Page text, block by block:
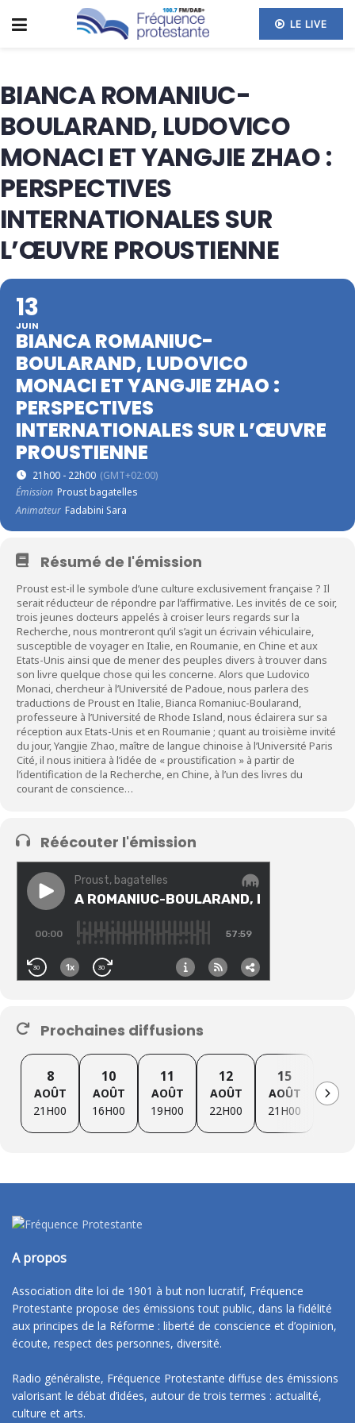
LE LIVE
BIANCA ROMANIUC-
BOULARAND, LUDOVICO
MONACI ET YANGJIE ZHAO :
PERSPECTIVES
INTERNATIONALES SUR
L’ŒUVRE PROUSTIENNE
13
JUIN
BIANCA ROMANIUC-
BOULARAND, LUDOVICO
MONACI ET YANGJIE ZHAO :
PERSPECTIVES
INTERNATIONALES SUR L’ŒUVRE
PROUSTIENNE
21h00 - 22h00 (GMT+02:00)
Émission Proust bagatelles
Animateur Fadabini Sara
Résumé de l'émission
Proust est-il le symbole d’une culture exclusivement française ? Il
serait réducteur de répondre par l’affirmative. Les invités de ce soir,
trois jeunes docteurs appelés à croiser leurs regards sur la
Recherche, nous montreront qu’il s’agit un écrivain véhiculaire,
susceptible de voyager en Italie, en Roumanie, en Chine et aux
Etats-Unis ainsi que de mener des peuples divers à trouver dans
son livre quelque chose qui les concerne. Alors que Ludovico
Monaci, chercheur à l’Université de Padoue, nous parlera des
traductions de Proust en Italie, Bianca Romaniuc-Boularand,
professeure à l’Université de Rhode Island, nous éclairera sur sa
réception aux Etats-Unis et en Roumanie ; quant au troisième invité
du jour, Yangjie Zhao, maître de langue chinoise à l’Université Paris
Cité, il nous initiera à l’idée de « proustification » à partir de
l’identification de la Recherche, en Chine, à l’un des livres du
courant de conscience…
Réécouter l'émission
Prochaines diffusions
8
AOÛT
21H00
10
AOÛT
16H00
11
AOÛT
19H00
12
AOÛT
22H00
15
AOÛT
21H00
A propos
Association dite loi de 1901 à but non lucratif, Fréquence
Protestante propose des émissions tout public, dans la fidélité
aux principes de la Réforme : liberté de conscience et d’opinion,
écoute, respect des personnes, diversité.
Radio généraliste, Fréquence Protestante diffuse des émissions
valorisant le débat d’idées, autour de trois termes : actualité,
culture et arts.